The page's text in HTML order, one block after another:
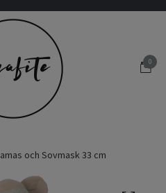
0
och Sovmask 33 cm